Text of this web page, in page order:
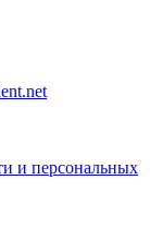
и персональных